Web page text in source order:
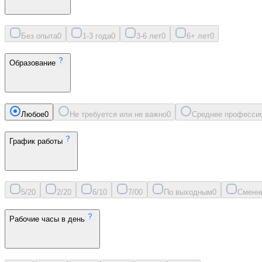
Без опыта0 1-3 года0 3-6 лет0 6+ лет0
Образование
Любое0 Не требуется или не важно0 Среднее
График работы
5/20 2/20 6/10 7/00 По выходным0
Рабочие часы в день